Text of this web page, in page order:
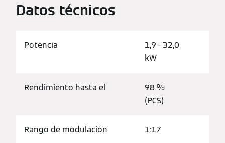
Datos técnicos
Potencia
1,9 - 32,0
kW
Rendimiento hasta el
98 %
(PCS)
Rango de modulación 1:17